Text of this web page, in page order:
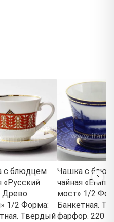
с блюдцем
«Русский
Древо
1/2 Форма:
Твердый
Чашка с
чайная
мост» 1/2
Банкетная.
фарфор. 220